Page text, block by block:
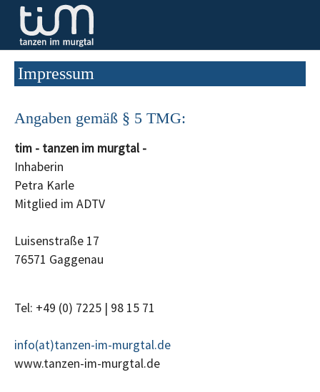
Zum Hauptinhalt springen
Impressum
Angaben gemäß § 5 TMG:
tim - tanzen im murgtal -
Inhaberin
Petra Karle
Mitglied im ADTV
Luisenstraße 17
76571 Gaggenau
Tel: +49 (0) 7225 | 98 15 71
info(at)tanzen-im-murgtal.de
www.tanzen-im-murgtal.de